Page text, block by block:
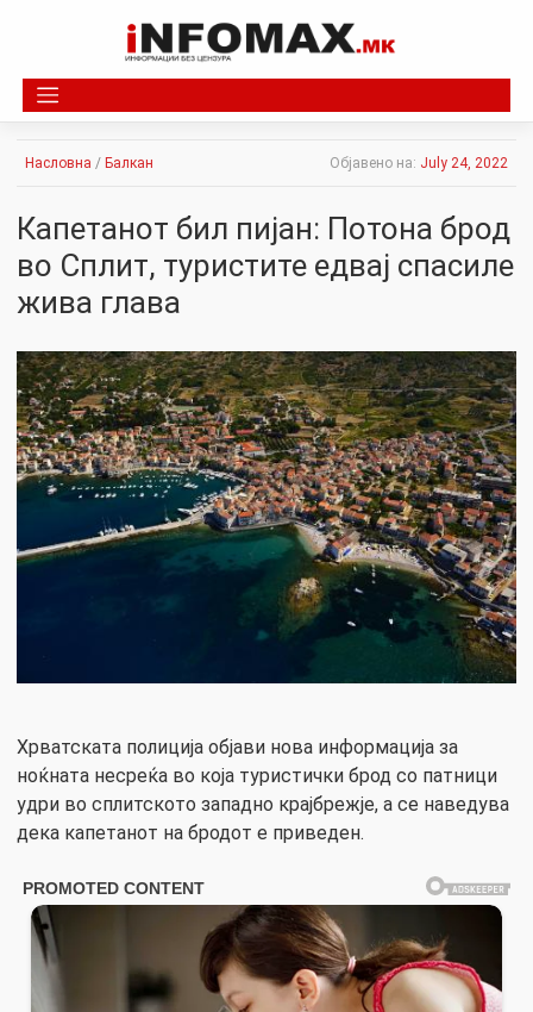
Насловна / Балкан Објавено на: July 24, 2022
Капетанот бил пијан: Потона брод
во Сплит, туристите едвај спасиле
жива глава
Хрватската полиција објави нова информација за
ноќната несреќа во која туристички брод со патници
удри во сплитското западно крајбрежје, а се наведува
дека капетанот на бродот е приведен.